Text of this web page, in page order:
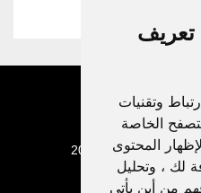
وتقنيات
الخاصة
المحتوى
لك ، وتحليل
من أين يأتي
© 2003 - 2022